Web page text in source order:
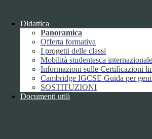
Didattica
Panoramica
Offerta formativa
I progetti delle classi
Mobilità studentesca internazionale
Informazioni sulle Certificazioni
Cambridge IGCSE Guida per
SOSTITUZIONI
Documenti utili
2018
Gennaio
Febbraio
Marzo
Aprile
Maggio2
Giugno